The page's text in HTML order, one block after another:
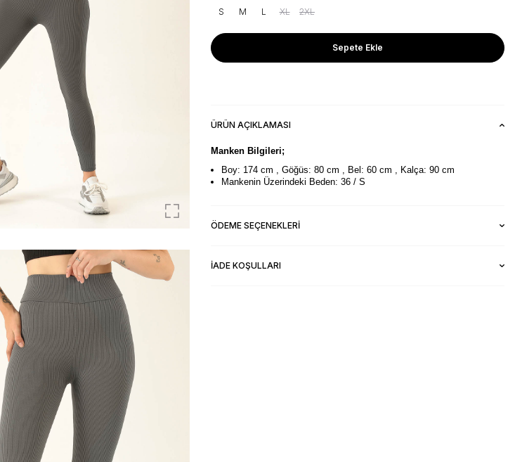
S M L XL 2XL
Sepete Ekle
ÜRÜN AÇIKLAMASI
Manken Bilgileri;
Boy: 174 cm , Göğüs: 80 cm , Bel: 60 cm , Kalça: 90 cm
Mankenin Üzerindeki Beden: 36 / S
ÖDEME SEÇENEKLERI
İADE KOŞULLARI